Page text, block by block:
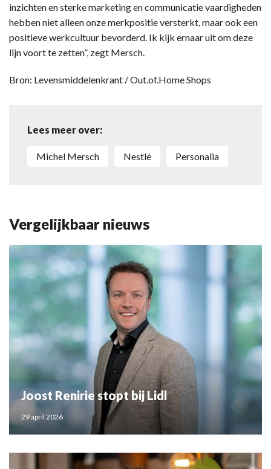
inzichten en sterke marketing en communicatie vaardigheden
hebben niet alleen onze merkpositie versterkt, maar ook een
positieve werkcultuur bevorderd. Ik kijk ernaar uit om deze
lijn voort te zetten”, zegt Mersch.
Bron: Levensmiddelenkrant / Out.of.Home Shops
Lees meer over:
Michel Mersch Nestlé personalia
Vergelijkbaar nieuws
Joost Renirie stopt bij Lidl
29 april 2026